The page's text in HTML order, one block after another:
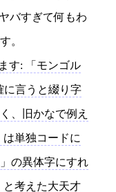
バすぎて何もわ
。
す: 「モンゴル
に言うと綴り字
、旧かなで例え
単独コードに
の異体字にすれ
考えた大天才